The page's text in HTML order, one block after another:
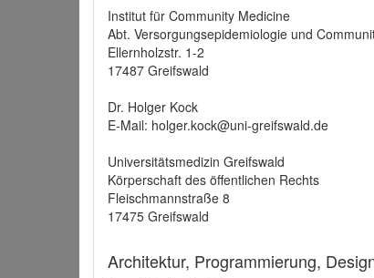
Institut für Community Medicine
Abt. Versorgungsepidemiologie und
Ellernholzstr. 1-2
17487 Greifswald
Dr. Holger Kock
E-Mail: holger.kock@uni-greifswald.de
Universitätsmedizin Greifswald
Körperschaft des öffentlichen Rechts
Fleischmannstraße 8
17475 Greifswald
Architektur, Programmierung,